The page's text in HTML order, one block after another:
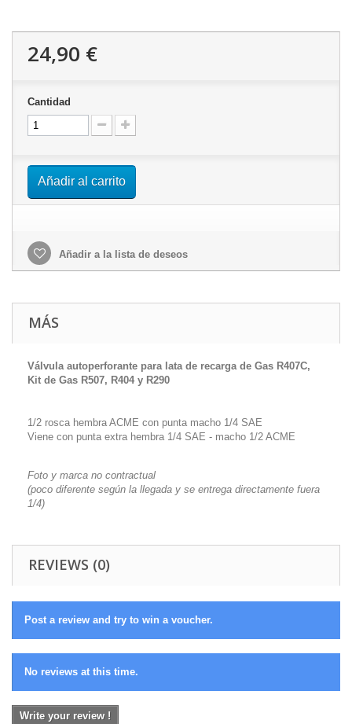
24,90 €
Cantidad
Añadir al carrito
Añadir a la lista de deseos
MÁS
Válvula autoperforante para lata de recarga de Gas R407C,
Kit de Gas R507, R404 y R290
1/2 rosca hembra ACME con punta macho 1/4 SAE
Viene con punta extra hembra 1/4 SAE - macho 1/2 ACME
Foto y marca no contractual
(poco diferente según la llegada y se entrega directamente fuera
1/4)
REVIEWS (0)
Post a review and try to win a voucher.
No reviews at this time.
Write your review !